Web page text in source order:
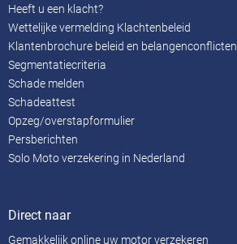
Heeft u een klacht?
Wettelijke vermelding Klachtenbeleid
Klantenbrochure beleid en belangenconflicten
Segmentatiecriteria
Schade melden
Schadeattest
Opzeg/overstapformulier
Persberichten
Solo Moto verzekering in Nederland
Direct naar
Gemakkelijk online uw motor verzekeren